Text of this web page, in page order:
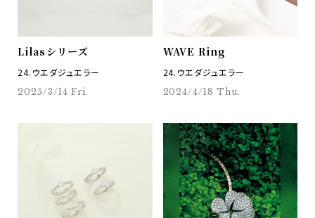
Lilasシリーズ
24.ウエダジュエラー
2025/3/14 Fri.
WAVE Ring
24.ウエダジュエラー
2024/4/18 Thu.